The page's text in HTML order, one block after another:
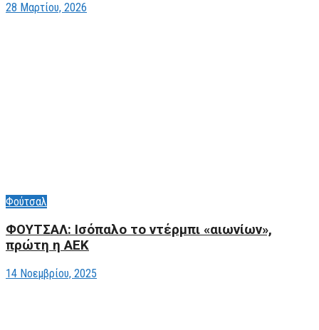
28 Μαρτίου, 2026
Φούτσαλ
ΦΟΥΤΣΑΛ: Ισόπαλο το ντέρμπι «αιωνίων»,
πρώτη η ΑΕΚ
14 Νοεμβρίου, 2025